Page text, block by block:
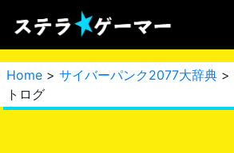
Home > サイバーパンク2077大辞典 >
トログ